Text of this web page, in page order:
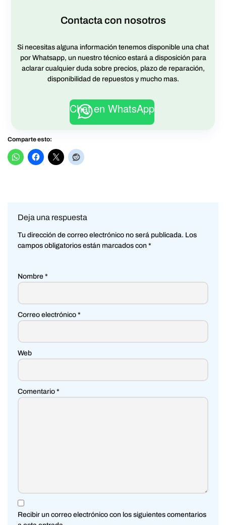
Contacta con nosotros
Si necesitas alguna información tenemos disponible una chat
por Whatsapp, un nuestro técnico estará a disposición para
aclarar cualquier duda sobre precios, plazo de reparación,
disponibilidad de repuestos y mucho mas.
Chat en WhatsApp
Comparte esto:
Deja una respuesta
Tu dirección de correo electrónico no será publicada. Los
campos obligatorios están marcados con *
Nombre *
Correo electrónico *
Web
Comentario *
Recibir un correo electrónico con los siguientes comentarios